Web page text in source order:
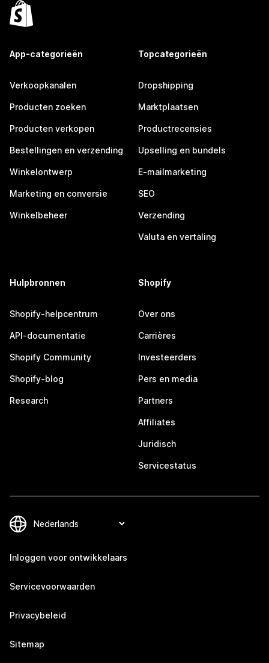
App-categorieën
Verkoopkanalen
Producten zoeken
Producten verkopen
Bestellingen en verzending
Winkelontwerp
Marketing en conversie
Winkelbeheer
Topcategorieën
Dropshipping
Marktplaatsen
Productrecensies
Upselling en bundels
E-mailmarketing
SEO
Verzending
Valuta en vertaling
Hulpbronnen
Shopify-helpcentrum
API-documentatie
Shopify Community
Shopify-blog
Research
Shopify
Over ons
Carrières
Investeerders
Pers en media
Partners
Affiliates
Juridisch
Servicestatus
Inloggen voor ontwikkelaars
Servicevoorwaarden
Privacybeleid
Sitemap